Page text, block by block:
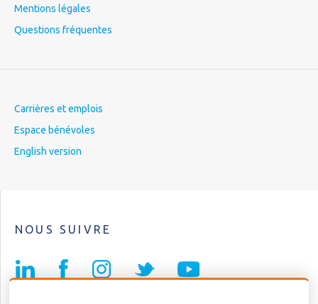
Mentions légales
Questions fréquentes
Carrières et emplois
Espace bénévoles
English version
NOUS SUIVRE